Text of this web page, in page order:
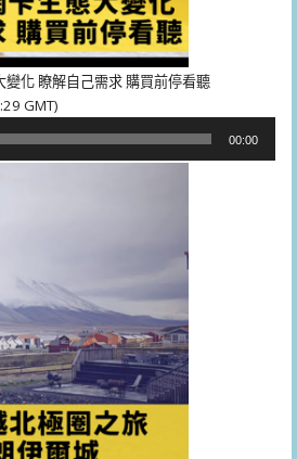
化 瞭解自己需求 購買前停看聽
GMT)
00:00